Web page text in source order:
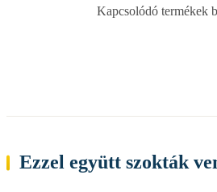
Kapcsolódó termékek
Ezzel együtt szokták